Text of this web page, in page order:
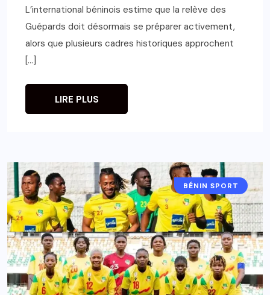
L’international béninois estime que la relève des
Guépards doit désormais se préparer activement,
alors que plusieurs cadres historiques approchent
[…]
LIRE PLUS
BÉNIN SPORT